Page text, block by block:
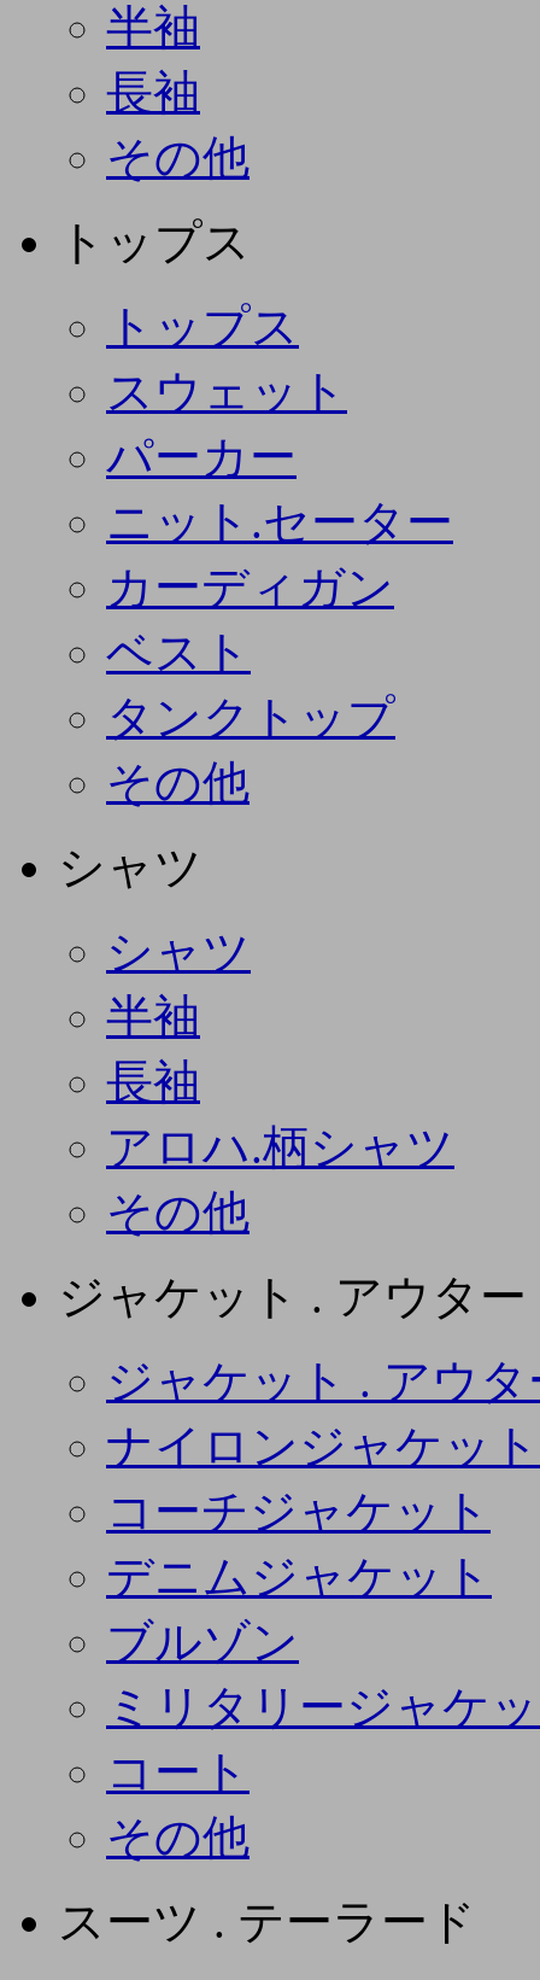
半袖
長袖
その他
トップス
トップス
スウェット
パーカー
ニット.セーター
カーディガン
ベスト
タンクトップ
その他
シャツ
シャツ
半袖
長袖
アロハ.柄シャツ
その他
ジャケット . アウター
ジャケット . アウタ
ナイロンジャケット
コーチジャケット
デニムジャケット
ブルゾン
ミリタリージャケ
コート
その他
スーツ . テーラード